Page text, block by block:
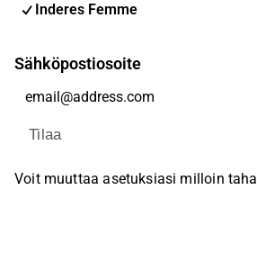
Inderes Femme
Sähköpostiosoite
Tilaa
Voit muuttaa asetuksiasi milloin